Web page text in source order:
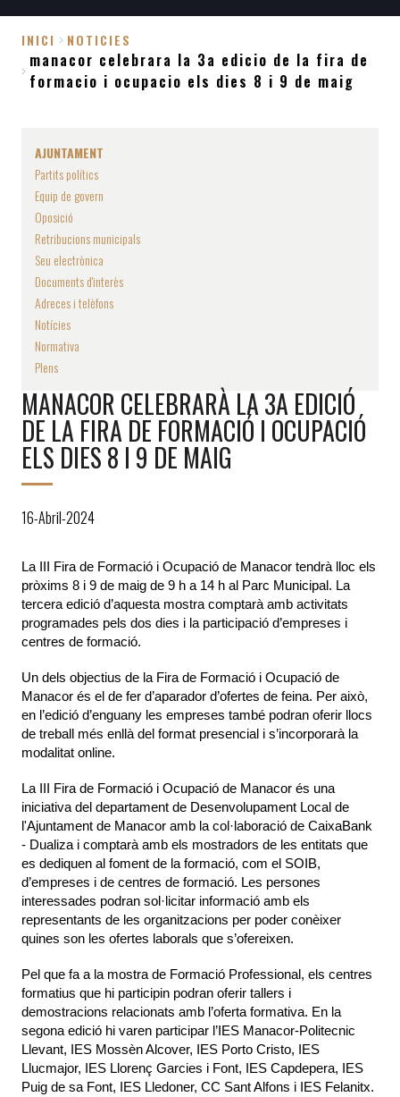
Fil
d'Ariadna
INICI NOTICIES
manacor celebrara la 3a edicio de la fira de
formacio i ocupacio els dies 8 i 9 de maig
AJUNTAMENT
Partits polítics
Equip de govern
Oposició
Retribucions municipals
Seu electrònica
Documents d'interès
Adreces i telèfons
Notícies
Normativa
Plens
MANACOR CELEBRARÀ LA 3A EDICIÓ
DE LA FIRA DE FORMACIÓ I OCUPACIÓ
ELS DIES 8 I 9 DE MAIG
16-Abril-2024
La III Fira de Formació i Ocupació de Manacor tendrà lloc els
pròxims 8 i 9 de maig de 9 h a 14 h al Parc Municipal. La
tercera edició d’aquesta mostra comptarà amb activitats
programades pels dos dies i la participació d’empreses i
centres de formació.
Un dels objectius de la Fira de Formació i Ocupació de
Manacor és el de fer d’aparador d’ofertes de feina. Per això,
en l’edició d’enguany les empreses també podran oferir llocs
de treball més enllà del format presencial i s’incorporarà la
modalitat online.
La III Fira de Formació i Ocupació de Manacor és una
iniciativa del departament de Desenvolupament Local de
l'Ajuntament de Manacor amb la col·laboració de CaixaBank
- Dualiza i comptarà amb els mostradors de les entitats que
es dediquen al foment de la formació, com el SOIB,
d’empreses i de centres de formació. Les persones
interessades podran sol·licitar informació amb els
representants de les organitzacions per poder conèixer
quines son les ofertes laborals que s’ofereixen.
Pel que fa a la mostra de Formació Professional, els centres
formatius que hi participin podran oferir tallers i
demostracions relacionats amb l’oferta formativa. En la
segona edició hi varen participar l’IES Manacor-Politecnic
Llevant, IES Mossèn Alcover, IES Porto Cristo, IES
Llucmajor, IES Llorenç Garcies i Font, IES Capdepera, IES
Puig de sa Font, IES Lledoner, CC Sant Alfons i IES Felanitx.